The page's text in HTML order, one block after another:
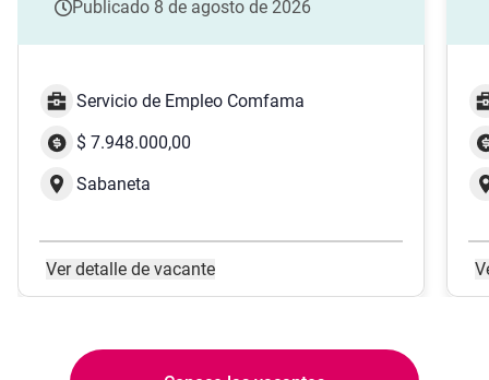
Publicado 8 de agosto de 2026
Servicio de Empleo Comfama
$ 7.948.000,00
Sabaneta
Ver detalle de vacante